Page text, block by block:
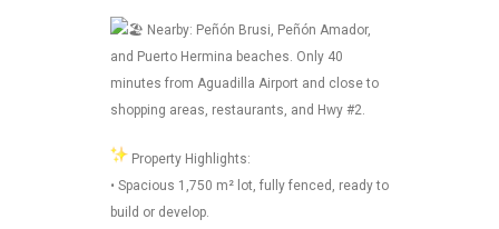
Nearby: Peñón Brusi, Peñón Amador,
and Puerto Hermina beaches. Only 40
minutes from Aguadilla Airport and close to
shopping areas, restaurants, and Hwy #2.
Property Highlights:
• Spacious 1,750 m² lot, fully fenced, ready to
build or develop.